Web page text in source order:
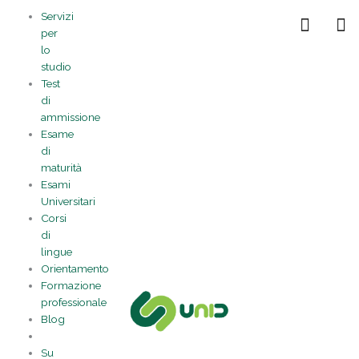
contenuto
Servizi
per
lo
studio
Test
di
ammissione
Esame
di
maturità
Esami
Universitari
Corsi
di
lingue
Orientamento
Formazione
professionale
Blog
Su